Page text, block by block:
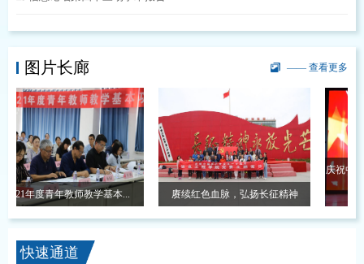
图片长廊 —— 查看更多
年度青年教师教学基本... 赓续红色血脉，弘扬长征精神
庆祝中国
快速通道